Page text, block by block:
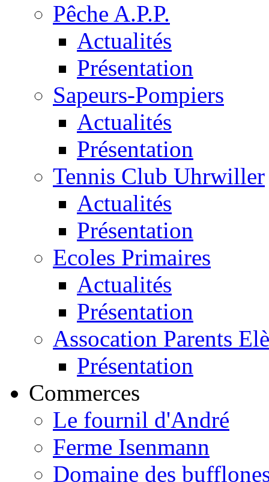
Pêche A.P.P.
Actualités
Présentation
Sapeurs-Pompiers
Actualités
Présentation
Tennis Club Uhrwiller
Actualités
Présentation
Ecoles Primaires
Actualités
Présentation
Assocation Parents
Présentation
Commerces
Le fournil d'André
Ferme Isenmann
Domaine des